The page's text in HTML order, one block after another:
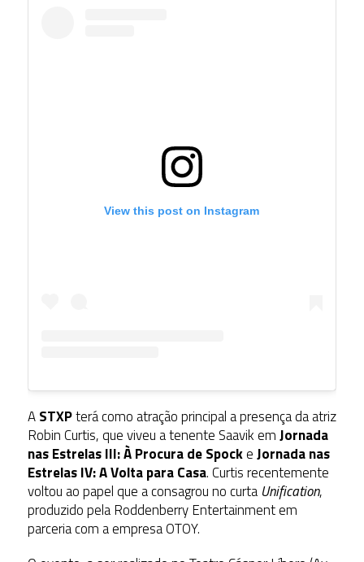
View this post on Instagram
ASTXPterá como atração principal a presença da atriz
Robin Curtis, que viveu a tenente Saavik emJornada
nas Estrelas III: À Procura de SpockeJornada nas
Estrelas IV: A Volta para Casa. Curtis recentemente
voltou ao papel que a consagrou no curta Unification,
produzido pela Roddenberry Entertainment em
parceria com a empresa OTOY.